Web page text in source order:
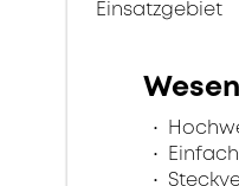
Einsatzgebiet